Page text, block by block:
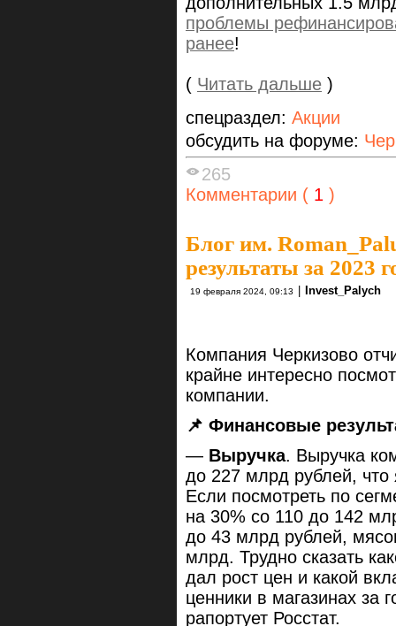
проблемы
ранее!
( Читать дальше )
спецраздел: Акции
обсудить на форуме:
265
Комментарии ( 1 )
Блог им.
результаты за 2023
19 февраля 2024, 09:13 Invest_Palych
Компания Черкизово
крайне интересно
компании.
📌 Финансовые
— Выручка. Выручка
до 227 млрд рублей, что
Если посмотреть по
на 30% со 110 до 142
до 43 млрд рублей,
млрд. Трудно сказать
дал рост цен и какой
ценники в магазинах за
рапортует Росстат.